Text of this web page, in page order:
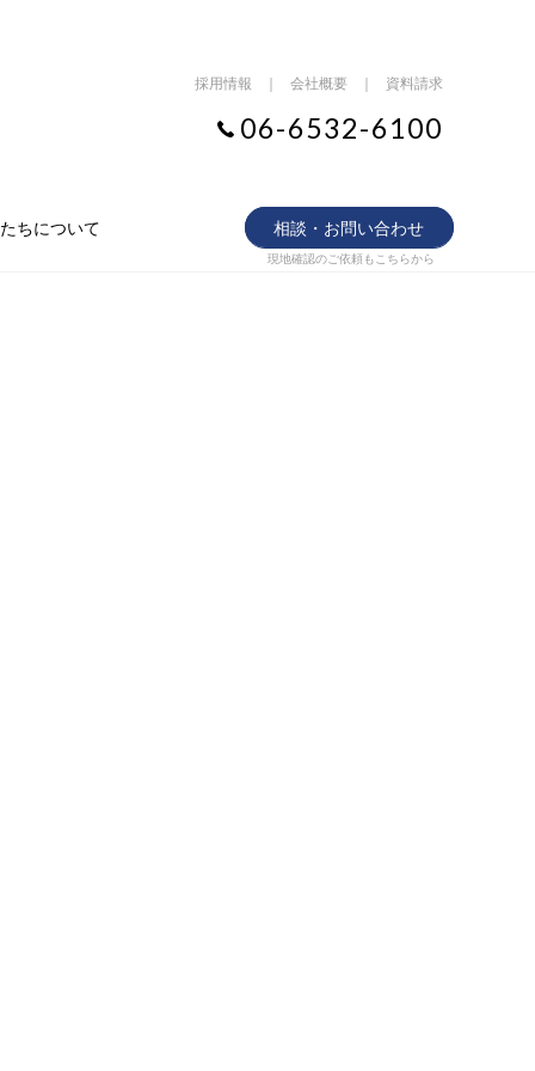
採用情報 ｜ 会社概要 ｜ 資料請求
06-6532-6100
ちについて 相談・お問い合わせ
現地確認のご依頼もこちらから